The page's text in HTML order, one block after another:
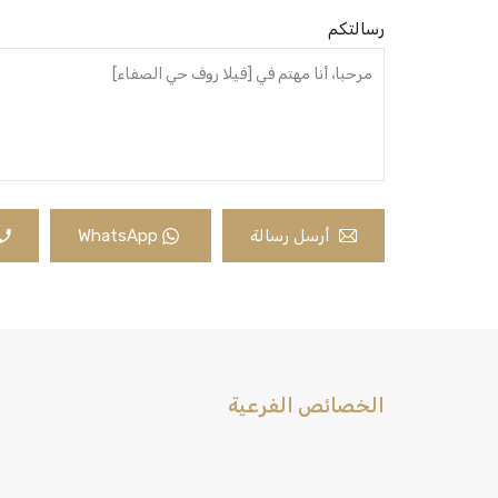
رسالتكم
أرسل رسالة WhatsApp
الخصائص الفرعية